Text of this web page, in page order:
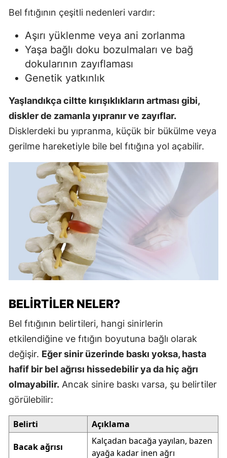
Bel fıtığının çeşitli nedenleri vardır:
Aşırı yüklenme veya ani zorlanma
Yaşa bağlı doku bozulmaları ve bağ
dokularının zayıflaması
Genetik yatkınlık
Yaşlandıkça ciltte kırışıklıkların artması gibi,
diskler de zamanla yıpranır ve zayıflar.
Disklerdeki bu yıpranma, küçük bir bükülme veya
gerilme hareketiyle bile bel fıtığına yol açabilir.
BELIRTILER NELER?
Bel fıtığının belirtileri, hangi sinirlerin
etkilendiğine ve fıtığın boyutuna bağlı olarak
değişir. Eğer sinir üzerinde baskı yoksa, hasta
hafif bir bel ağrısı hissedebilir ya da hiç ağrı
olmayabilir. Ancak sinire baskı varsa, şu belirtiler
görülebilir:
Belirti Açıklama
Bacak ağrısı
Kalçadan bacağa yayılan, bazen
ayağa kadar inen ağrı